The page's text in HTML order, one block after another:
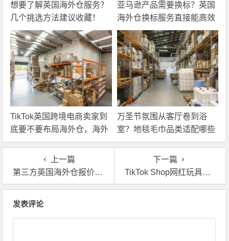
想要了解英国海外仓服务？
几个挑选方法建议收藏！
亚马逊产品需要换标？英国
海外仓换标服务直接能高效
解决！
TikTok英国跨境电商卖家到
底要不要布局海外仓，海外
仓优势分析！
万圣节氛围从客厅卷到浴
室？地毯毛巾品类适配哪些
海外仓服务？
上一篇
第三方英国海外仓报价一般包括哪些方面的费用？
下一篇
TikTok Shop网红玩具流量暴涨，看成熟卖家是怎么用海外仓应对的
发表评论